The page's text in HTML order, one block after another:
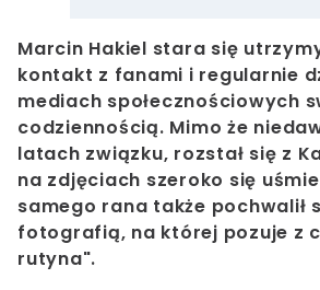
Marcin Hakiel stara się
kontakt z fanami i regularnie
mediach społecznościowych
codziennością. Mimo że
latach związku, rozstał się z
na zdjęciach szeroko się
samego rana także pochwalił
fotografią, na której pozuje z
rutyna".